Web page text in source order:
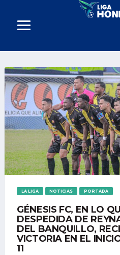
LA LIGA NOTICIAS PORTADA
GÉNESIS FC, EN LO
DESPEDIDA DE
DEL BANQUILLO,
VICTORIA EN EL
11